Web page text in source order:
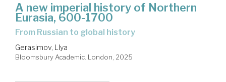
A new imperial history of Northern
Eurasia, 600-1700
from Russian to global history
Gerasimov, Llya
Bloomsbury Academic. London, 2025